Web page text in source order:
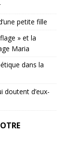
petite fille
» et la
Maria
dans la
doutent d’eux-